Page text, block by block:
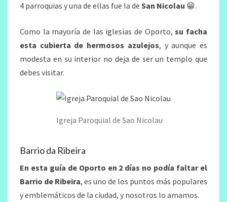
4 parroquias y una de ellas fue la de San Nicolau 😁.
Como la mayoría de las iglesias de Oporto,su facha
esta cubierta de hermosos azulejos, y aunque es
modesta en su interior no deja de ser un templo que
debes visitar.
Igreja Paroquial de Sao Nicolau
Barrio da Ribeira
En esta guía de Oporto en 2 días no podía faltar el
Barrio de Ribeira, es uno de los puntos más populares
y emblemáticos de la ciudad, y nosotros lo amamos.